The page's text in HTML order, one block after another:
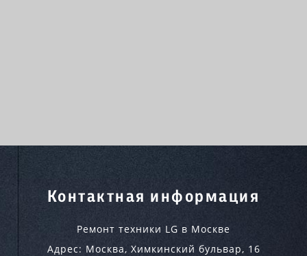
Контактная информация
Ремонт техники LG в Москве
Адрес: Москва, Химкинский бульвар, 16